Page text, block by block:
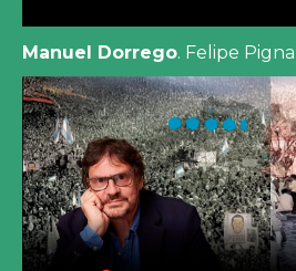
Manuel Dorrego. Felipe Pigna